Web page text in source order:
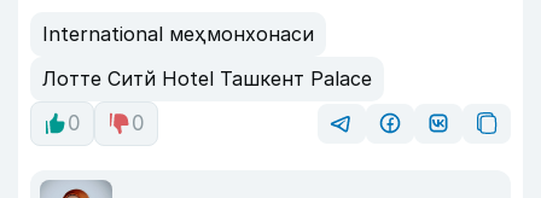
International меҳмонхонаси
Лотте Cитй Hotel Ташкент Palace
0
0